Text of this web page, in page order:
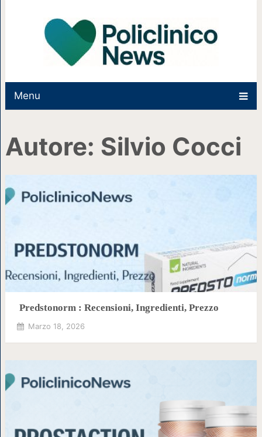
Menu
Autore: Silvio Cocci
Predstonorm : Recensioni, Ingredienti, Prezzo
Marzo 18, 2026